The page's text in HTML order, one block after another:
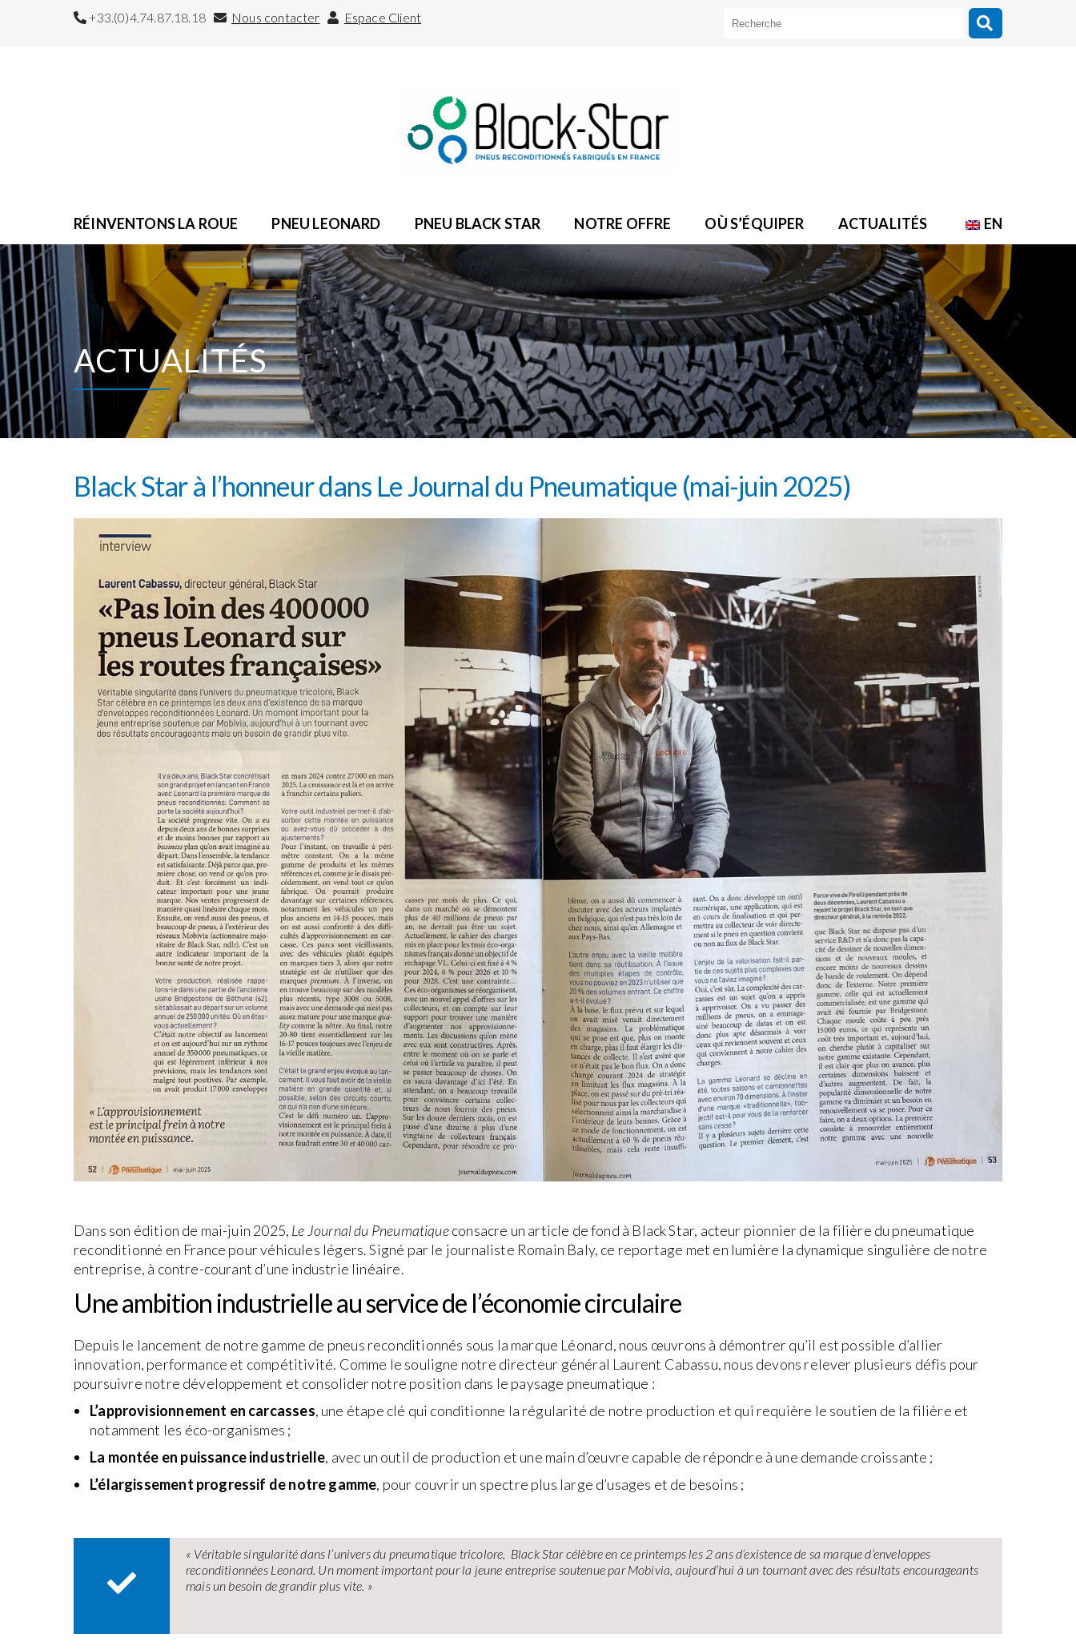
+33.(0)4.74.87.18.18 Nous contacter Espace Client
RÉINVENTONS LA ROUE PNEU LEONARD PNEU BLACK STAR NOTRE OFFRE OÙ S’ÉQUIPER ACTUALITÉS EN
ACTUALITÉS
Black Star à l’honneur dans Le Journal du Pneumatique (mai-juin 2025)
Dans son édition de mai-juin 2025, Le Journal du Pneumatiqueconsacre un article de fond à Black Star, acteur pionnier de la filière du pneumatique
reconditionné en France pour véhicules légers. Signé par le journaliste Romain Baly, ce reportage met en lumière la dynamique singulière de notre
entreprise, à contre-courant d’une industrie linéaire.
Une ambition industrielle au service de l’économie circulaire
Depuis le lancement de notre gamme de pneus reconditionnés sous la marque Léonard, nous œuvrons à démontrer qu’il est possible d’allier
innovation, performance et compétitivité. Comme le souligne notre directeur général Laurent Cabassu, nous devons relever plusieurs défis pour
poursuivre notre développement et consolider notre position dans le paysage pneumatique :
L’approvisionnement en carcasses, une étape clé qui conditionne la régularité de notre production et qui requière le soutien de la filière et
notamment les éco-organismes ;
La montée en puissance industrielle, avec un outil de production et une main d’œuvre capable de répondre à une demande croissante ;
L’élargissement progressif de notre gamme, pour couvrir un spectre plus large d’usages et de besoins ;
« Véritable singularité dans l’univers du pneumatique tricolore, Black Star célèbre en ce printemps les 2 ans d’existence de sa marque d’enveloppes
reconditionnées Leonard. Un moment important pour la jeune entreprise soutenue par Mobivia, aujourd’hui à un tournant avec des résultats encourageants
mais un besoin de grandir plus vite. »